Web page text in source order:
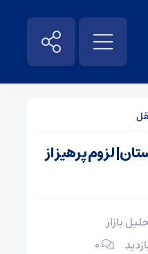
شدید باران در ۹ استان| لزوم پرهیز از
بازار
۰